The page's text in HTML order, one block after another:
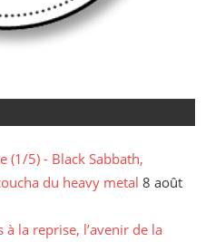
(1/5) - Black Sabbath,
du heavy metal 8 août
la reprise, l’avenir de la